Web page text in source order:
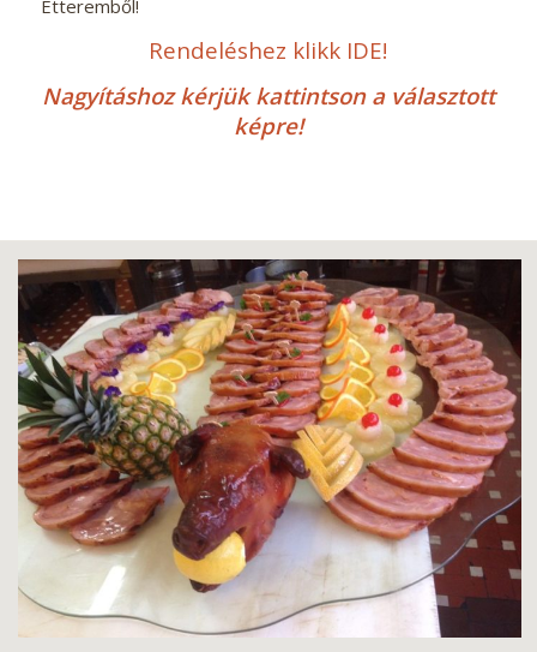
Étteremből!
Rendeléshez klikk IDE!
Nagyításhoz kérjük kattintson a választott
képre!